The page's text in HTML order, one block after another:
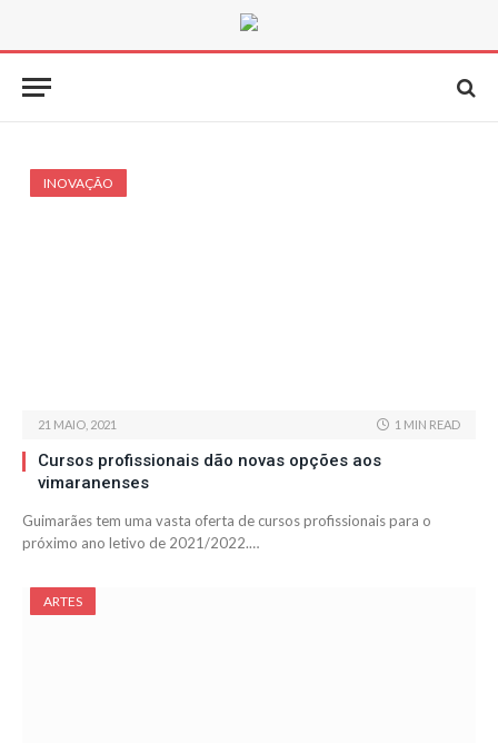
INOVAÇÃO
21 MAIO, 2021 1 MIN READ
Cursos profissionais dão novas opções aos
vimaranenses
Guimarães tem uma vasta oferta de cursos profissionais para o
próximo ano letivo de 2021/2022.…
ARTES